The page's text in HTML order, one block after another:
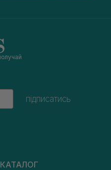
підписатись
КАТАЛОГ